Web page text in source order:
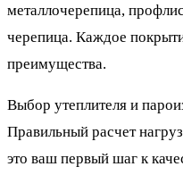
металлочерепица,
черепица. Каждое
преимущества.
Выбор утеплителя и
Правильный расчет
это ваш первый шаг к